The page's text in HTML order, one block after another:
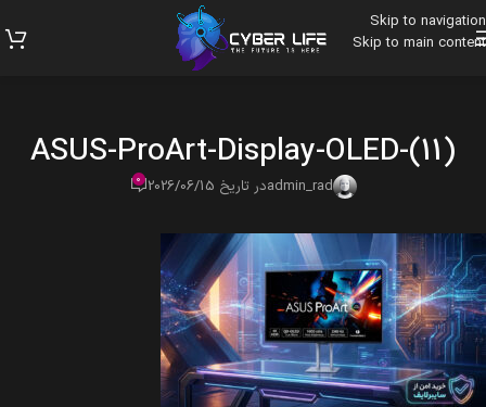
Skip to navigation
Skip to main content
ASUS-ProArt-Display-OLED-(11)
admin_radدر تاریخ 2026/06/15 0